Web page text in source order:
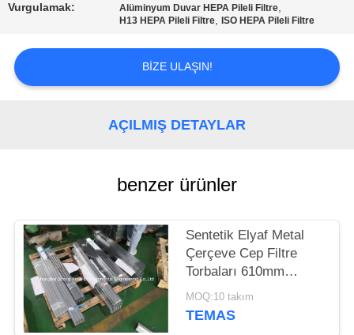
BIR
TEKLIF
ISTEĞI
POLICY
Vurgulamak: Alüminyum Duvar HEPA Pileli Filtre,
H13 HEPA Pileli Filtre, ISO HEPA Pileli Filtre
BIZE ULAŞIN!
AÇILMIŞ DETAYLAR
benzer ürünler
Sentetik Elyaf Metal
Çerçeve Cep Filtre
Torbaları 610mm
Genişlik
MOQ:10 takım
TEMAS